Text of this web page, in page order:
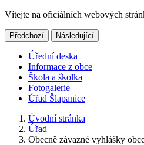
Vítejte na oficiálních webových
Předchozí Následující
Úřední deska
Informace z obce
Škola a školka
Fotogalerie
Úřad Šlapanice
Úvodní stránka
Úřad
Obecně závazné vyhlášky